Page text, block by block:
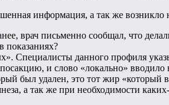
информация, а так же
врач письменно сообщал, что
показаниях?
Специалисты данного профиля
и слово «локально»
был удален, это тот жир «который
а так же при необходимости